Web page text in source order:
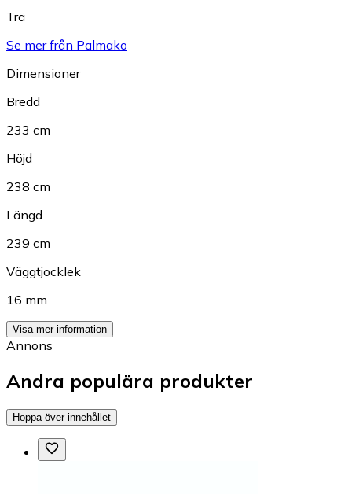
Trä
Se mer från Palmako
Dimensioner
Bredd
233 cm
Höjd
238 cm
Längd
239 cm
Väggtjocklek
16 mm
Visa mer information
Annons
Andra populära produkter
Hoppa över innehållet